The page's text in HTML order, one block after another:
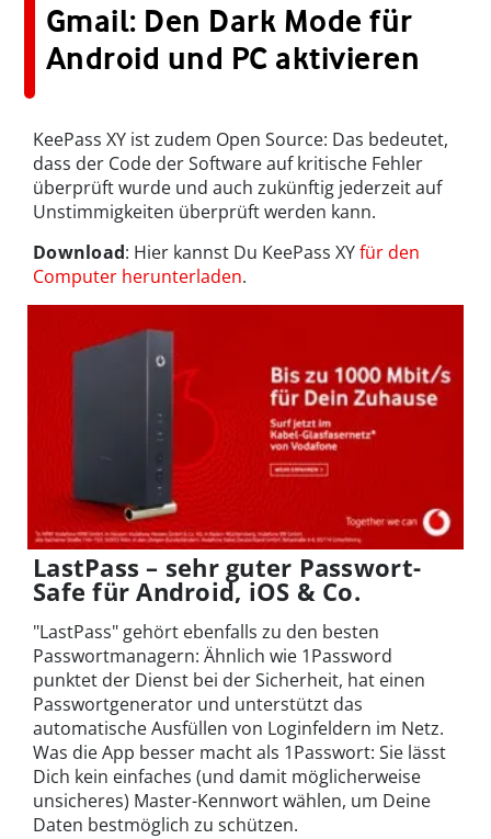
Gmail: Den Dark Mode für
Android und PC aktivieren
KeePass XY ist zudem Open Source: Das bedeutet,
dass der Code der Software auf kritische Fehler
überprüft wurde und auch zukünftig jederzeit auf
Unstimmigkeiten überprüft werden kann.
Download: Hier kannst Du KeePass XYfür den
Computer herunterladen.
LastPass – sehr guter Passwort-
Safe für Android, iOS & Co.
"LastPass" gehört ebenfalls zu den besten
Passwortmanagern: Ähnlich wie 1Password
punktet der Dienst bei der Sicherheit, hat einen
Passwortgenerator und unterstützt das
automatische Ausfüllen von Loginfeldern im Netz.
Was die App besser macht als 1Passwort: Sie lässt
Dich kein einfaches (und damit möglicherweise
unsicheres) Master-Kennwort wählen, um Deine
Daten bestmöglich zu schützen.